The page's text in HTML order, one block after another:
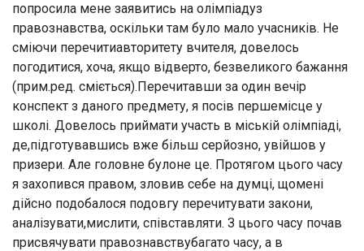
попросила мене заявитись на олімпіадуз
правознавства, оскільки там було мало учасників. Не
сміючи перечитиавторитету вчителя, довелось
погодитися, хоча, якщо відверто, безвеликого бажання
(прим.ред. сміється).Перечитавши за один вечір
конспект з даного предмету, я посів першемісце у
школі. Довелось приймати участь в міській олімпіаді,
де,підготувавшись вже більш серйозно, увійшов у
призери. Але головне булоне це. Протягом цього часу
я захопився правом, зловив себе на думці, щомені
дійсно подобалося подовгу перечитувати закони,
аналізувати,мислити, співставляти. З цього часу почав
присвячувати правознавствубагато часу, а в